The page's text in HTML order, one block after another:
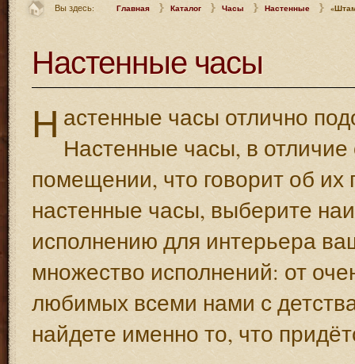
Вы здесь: Главная Каталог Часы Настенные
Настенные часы
Н астенные часы отлично
Настенные часы, в
помещении, что говорит об
настенные часы, выберите
исполнению для интерьера
множество исполнений: от
любимых всеми нами с
найдете именно то, что